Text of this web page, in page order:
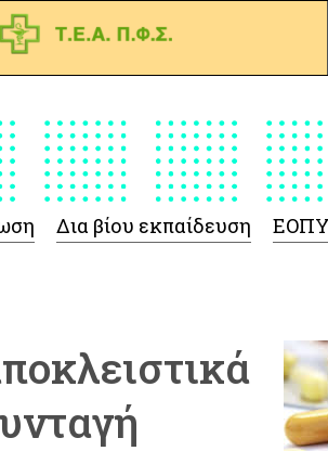
Δια βίου εκπαίδευση